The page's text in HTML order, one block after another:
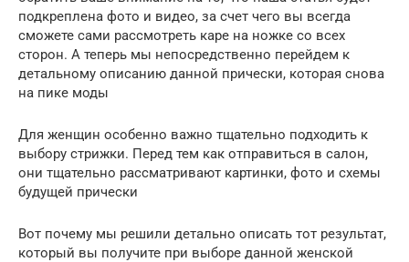
подкреплена фото и видео, за счет чего вы всегда
сможете сами рассмотреть каре на ножке со всех
сторон. А теперь мы непосредственно перейдем к
детальному описанию данной прически, которая снова
на пике моды
Для женщин особенно важно тщательно подходить к
выбору стрижки. Перед тем как отправиться в салон,
они тщательно рассматривают картинки, фото и схемы
будущей прически
Вот почему мы решили детально описать тот результат,
который вы получите при выборе данной женской